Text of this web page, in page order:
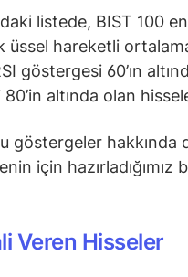
listede, BIST 100
hareketli
göstergesi 60’ın
altında olan
göstergeler hakkında
için hazırladığımız
Veren Hisseler